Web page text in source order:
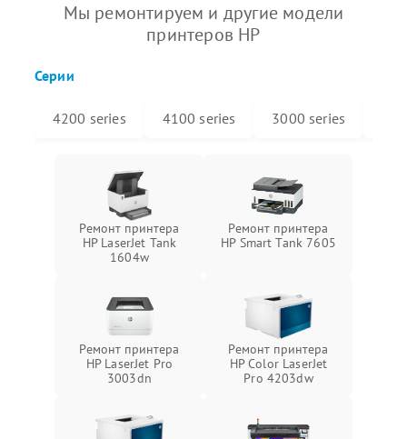
Мы ремонтируем и другие модели
принтеров HP
Серии
4200 series 4100 series 3000 series
Ремонт принтера
HP LaserJet Tank
1604w
Ремонт принтера
HP Smart Tank 7605
Ремонт принтера
HP LaserJet Pro
3003dn
Ремонт принтера
HP Color LaserJet
Pro 4203dw